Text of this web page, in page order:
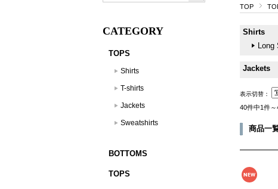
TOP
Shirts
Long
Jackets
表示切替：
40件中1件
商品一
CATEGORY
TOPS
Shirts
T-shirts
Jackets
Sweatshirts
BOTTOMS
TOPS